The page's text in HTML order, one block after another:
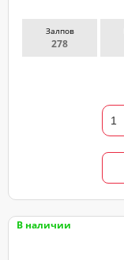
Залпов
278
В наличии